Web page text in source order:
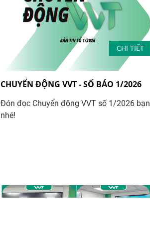
CHI TIẾT
CHUYỂN ĐỘNG VVT - SỐ BÁO 1/2026
Đón đọc Chuyển động VVT số 1/2026 bạn
nhé!